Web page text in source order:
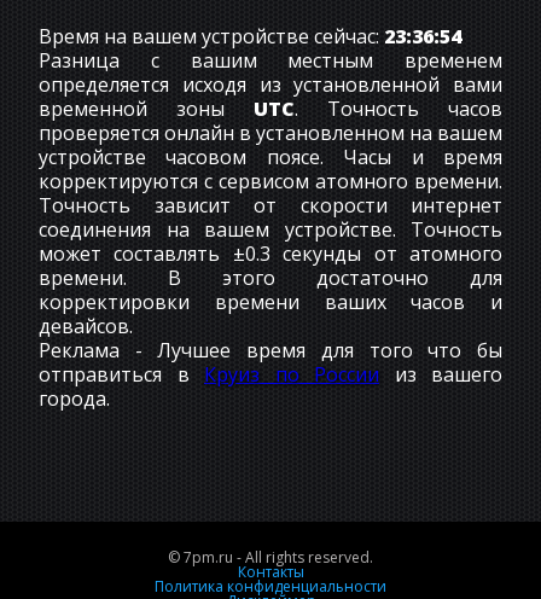
Время на вашем устройстве сейчас: 23:36:55
Разница с вашим местным временем
определяется исходя из установленной вами
временной зоны UTC. Точность часов
проверяется онлайн в установленном на вашем
устройстве часовом поясе. Часы и время
корректируются с сервисом атомного времени.
Точность зависит от скорости интернет
соединения на вашем устройстве. Точность
может составлять ±0.3 секунды от атомного
времени. В этого достаточно для
корректировки времени ваших часов и
девайсов.
Реклама - Лучшее время для того что бы
отправиться в Круиз по России из вашего
города.
© 7pm.ru - All rights reserved.
Контакты
Политика конфиденциальности